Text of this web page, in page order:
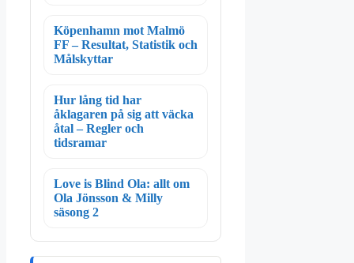
Köpenhamn mot Malmö
FF – Resultat, Statistik och
Målskyttar
Hur lång tid har
åklagaren på sig att väcka
åtal – Regler och
tidsramar
Love is Blind Ola: allt om
Ola Jönsson & Milly
säsong 2